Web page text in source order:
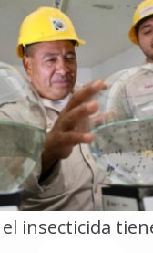
insecticida